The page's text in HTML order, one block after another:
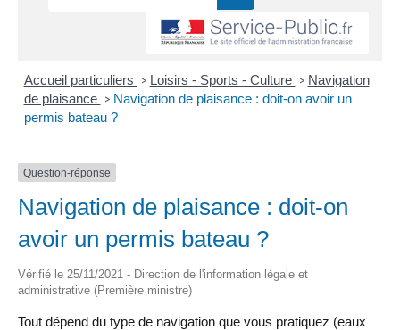
Accueil particuliers > Loisirs - Sports - Culture > Navigation
de plaisance > Navigation de plaisance : doit-on avoir un
permis bateau ?
Question-réponse
Navigation de plaisance : doit-on
avoir un permis bateau ?
Vérifié le 25/11/2021 - Direction de l'information légale et
administrative (Première ministre)
Tout dépend du type de navigation que vous pratiquez (eaux